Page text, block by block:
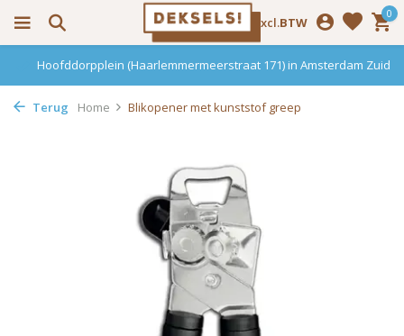
Incl. Excl.BTW
0
Hoofddorpplein (Haarlemmermeerstraat 171) in Amsterdam Zuid
Terug Home Blikopener met kunststof greep